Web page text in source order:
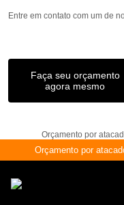
Entre em contato com um de
Faça seu orçamento
agora mesmo
Orçamento por
Orçamento por